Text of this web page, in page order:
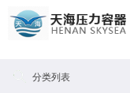
分类列表